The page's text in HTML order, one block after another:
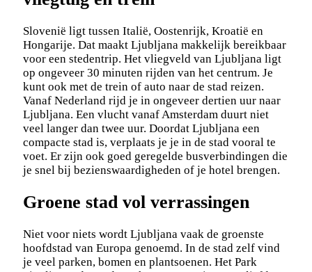
Slovenië ligt tussen Italië, Oostenrijk, Kroatië en
Hongarije. Dat maakt Ljubljana makkelijk bereikbaar
voor een stedentrip. Het vliegveld van Ljubljana ligt
op ongeveer 30 minuten rijden van het centrum. Je
kunt ook met de trein of auto naar de stad reizen.
Vanaf Nederland rijd je in ongeveer dertien uur naar
Ljubljana. Een vlucht vanaf Amsterdam duurt niet
veel langer dan twee uur. Doordat Ljubljana een
compacte stad is, verplaats je je in de stad vooral te
voet. Er zijn ook goed geregelde busverbindingen die
je snel bij bezienswaardigheden of je hotel brengen.
Groene stad vol verrassingen
Niet voor niets wordt Ljubljana vaak de groenste
hoofdstad van Europa genoemd. In de stad zelf vind
je veel parken, bomen en plantsoenen. Het Park